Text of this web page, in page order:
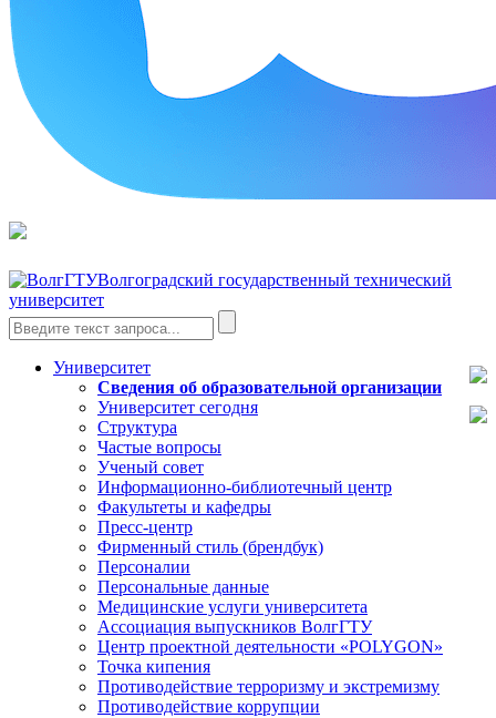
Волгоградский государственный технический
университет
Университет
Сведения об образовательной организации
Университет сегодня
Структура
Частые вопросы
Ученый совет
Информационно-библиотечный центр
Факультеты и кафедры
Пресс-центр
Фирменный стиль (брендбук)
Персоналии
Персональные данные
Медицинские услуги университета
Ассоциация выпускников ВолгГТУ
Центр проектной деятельности «POLYGON»
Точка кипения
Противодействие терроризму и экстремизму
Противодействие коррупции